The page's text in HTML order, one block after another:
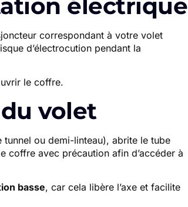
électrique
correspondant à votre volet
d’électrocution pendant la
le coffre.
volet
ou demi-linteau), abrite le tube
coffre avec précaution afin d’accéder à
basse, car cela libère l’axe et facilite